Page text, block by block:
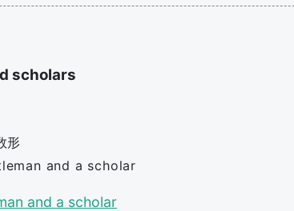
scholars
形
and a scholar
and a scholar